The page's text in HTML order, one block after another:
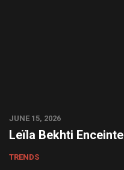
JUNE 15, 2026
Leïla Bekhti Enceinte
TRENDS